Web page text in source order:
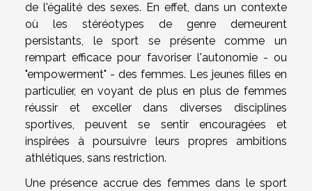
de l'égalité des sexes. En effet, dans un contexte
où les stéréotypes de genre demeurent
persistants, le sport se présente comme un
rempart efficace pour favoriser l'autonomie - ou
"empowerment" - des femmes. Les jeunes filles en
particulier, en voyant de plus en plus de femmes
réussir et exceller dans diverses disciplines
sportives, peuvent se sentir encouragées et
inspirées à poursuivre leurs propres ambitions
athlétiques, sans restriction.
Une présence accrue des femmes dans le sport